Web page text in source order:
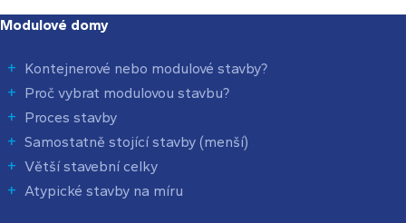
Modulové domy
Kontejnerové nebo modulové stavby?
Proč vybrat modulovou stavbu?
Proces stavby
Samostatně stojící stavby (menší)
Větší stavební celky
Atypické stavby na míru